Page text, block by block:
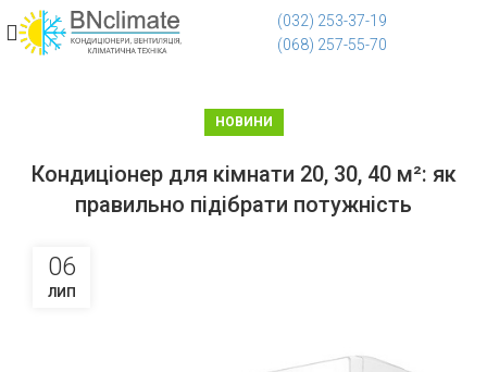
(032) 253-37-19
(068) 257-55-70
НОВИНИ
Кондиціонер для кімнати 20, 30, 40 м²: як
правильно підібрати потужність
06
ЛИП